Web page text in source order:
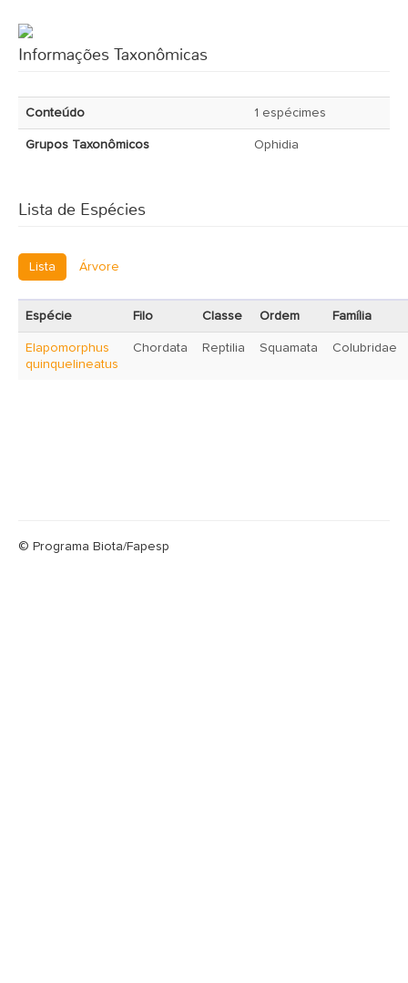
Informações Taxonômicas
Conteúdo 1 espécimes
Grupos Taxonômicos Ophidia
Lista de Espécies
Lista Árvore
Espécie Filo Classe Ordem Família
Elapomorphus
quinquelineatus
Chordata Reptilia Squamata Colubridae
© Programa Biota/Fapesp